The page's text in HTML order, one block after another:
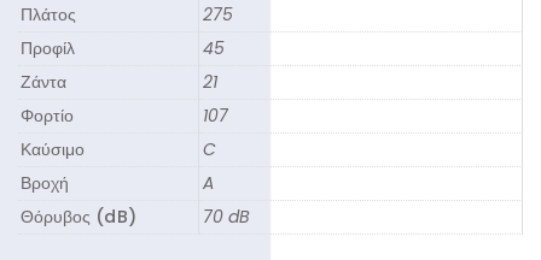
Πλάτος
275
Προφίλ
45
Ζάντα
21
Φορτίο
107
Καύσιμο
C
Βροχή
A
Θόρυβος (dB)
70 dB